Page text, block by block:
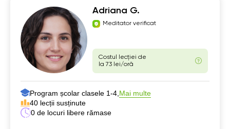
Adriana G.
Meditator verificat
Costul lecției de
la 73 lei/oră
Program școlar clasele 1-4, Mai multe
40 lecții susținute
0 de locuri libere rămase